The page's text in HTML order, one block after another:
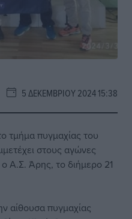
5 ΔΕΚΕΜΒΡΊΟΥ 2024 15:38
τμήμα πυγμαχίας του
στους αγώνες
Α.Σ. Άρης, το διήμερο 21
αίθουσα πυγμαχίας